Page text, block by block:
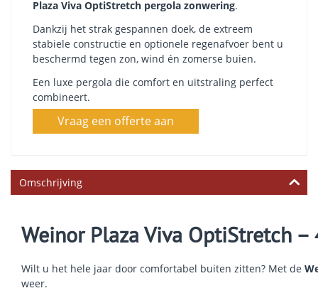
Plaza Viva OptiStretch pergola zonwering.
Dankzij het strak gespannen doek, de extreem
stabiele constructie en optionele regenafvoer bent u
beschermd tegen zon, wind én zomerse buien.
Een luxe pergola die comfort en uitstraling perfect
combineert.
Vraag een offerte aan
Omschrijving
Weinor Plaza Viva OptiStretch
Wilt u het hele jaar door comfortabel buiten zitten? Met de
weer.